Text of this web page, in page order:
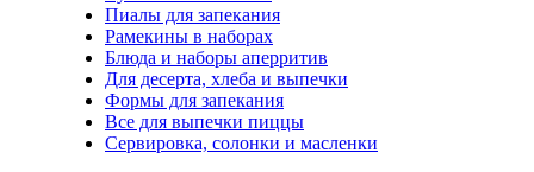
Пиалы для запекания
Рамекины в наборах
Блюда и наборы аперритив
Для десерта, хлеба и выпечки
Формы для запекания
Все для выпечки пиццы
Сервировка, солонки и масленки